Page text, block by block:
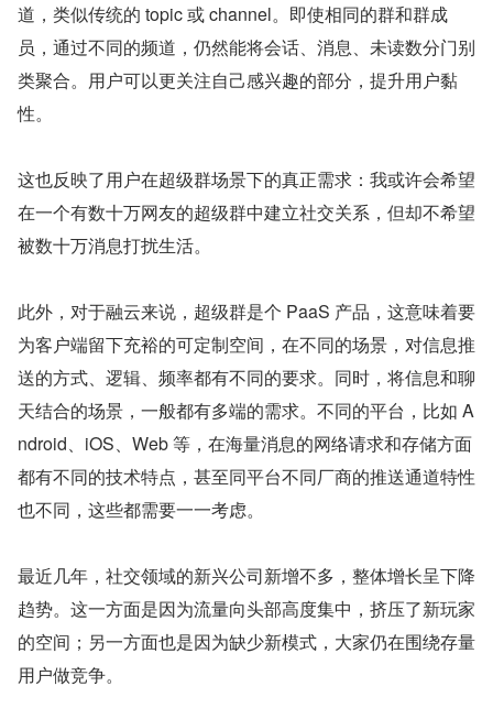
道，类似传统的 topic 或 channel。即使相同的群和群成
员，通过不同的频道，仍然能将会话、消息、未读数分门别
类聚合。用户可以更关注自己感兴趣的部分，提升用户黏
性。
这也反映了用户在超级群场景下的真正需求：我或许会希望
在一个有数十万网友的超级群中建立社交关系，但却不希望
被数十万消息打扰生活。
此外，对于融云来说，超级群是个 PaaS 产品，这意味着要
为客户端留下充裕的可定制空间，在不同的场景，对信息推
送的方式、逻辑、频率都有不同的要求。同时，将信息和聊
天结合的场景，一般都有多端的需求。不同的平台，比如 A
ndroid、iOS、Web 等，在海量消息的网络请求和存储方面
都有不同的技术特点，甚至同平台不同厂商的推送通道特性
也不同，这些都需要一一考虑。
最近几年，社交领域的新兴公司新增不多，整体增长呈下降
趋势。这一方面是因为流量向头部高度集中，挤压了新玩家
的空间；另一方面也是因为缺少新模式，大家仍在围绕存量
用户做竞争。